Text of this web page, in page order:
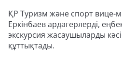
ҚР Туризм және спорт вице-
Еркінбаев ардагерлерді,
экскурсия жасаушыларды
құттықтады.